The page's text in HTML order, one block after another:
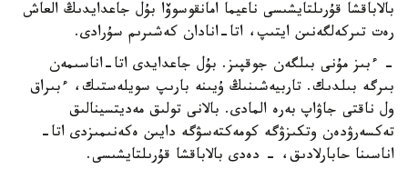
بالاباقشا قۇرىلتايشىسى ناعيما امانقوسوۆا بۇل جاعدايدىڭ العاش
رەت تىركەلگەنىن ايتىپ، اتا-انادان كەشىرىم سۇرادى.
- ءبىز مۇنى بىلگەن جوقپىز. بۇل جاعدايدى اتا-اناسىمەن
بىرگە بىلدىك. تاربيەشىنىڭ ۇيىنە بارىپ سويلەستىك، ءبىراق
ول ناقتى جاۋاپ بەرە المادى. بالانى تولىق مەديتسينالىق
تەكسەرۋدەن وتكىزۋگە كومەكتەسۋگە دايىن ەكەنىمىزدى اتا-
اناسىنا حابارلادىق، - دەدى بالاباقشا قۇرىلتايشىسى.